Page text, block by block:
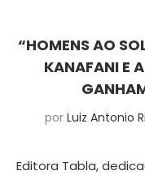
“HOMENS AO
KANAFANI E
por Luiz Antonio
Editora Tabla,